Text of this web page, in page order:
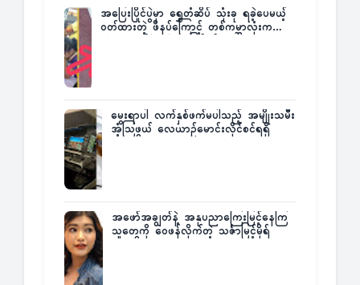
အပြေးပြိုင်ပွဲမှာ ရွှေတံဆိပ် သုံးခု ရခဲ့ပေမယ့်
ဝတ်ထားတဲ့ ဖိနပ်ကြောင့် တစ်ကမ္ဘာလုံးက
မွေးရာပါ လက်နှစ်ဖက်မပါသည့် အမျိုးသမီး
အံ့သြဖွယ် လေယာဉ်မောင်းလိုင်စင်ရရှိ
အဖော်အချွတ်နဲ့ အနုပညာကြေးမြင့်နေကြ
သူတွေကို ဝေဖန်လိုက်တဲ့ သင်္ဇာမြင့်မိုရ်